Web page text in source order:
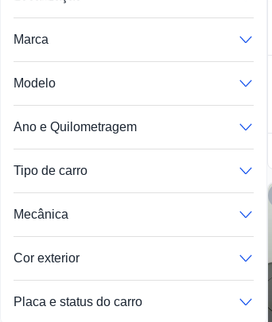
Marca
Modelo
Ano e Quilometragem
Tipo de carro
Mecânica
Cor exterior
Placa e status do carro